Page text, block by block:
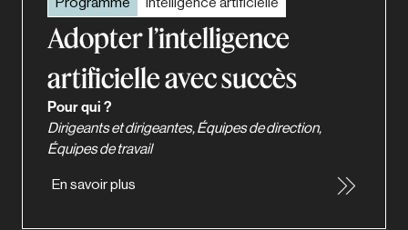
Adopter l’intelligence
artificielle avec succès
Pour qui ?
Dirigeants et dirigeantes, Équipes de direction,
Équipes de travail
En savoir plus